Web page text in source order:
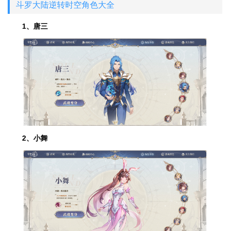
斗罗大陆逆转时空角色大全
1、唐三
2、小舞